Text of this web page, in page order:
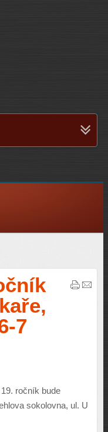
7
ročník bude
sokolovna, ul. U